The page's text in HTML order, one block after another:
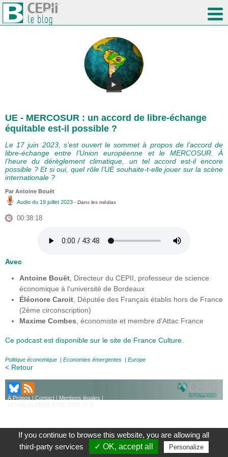
UE - MERCOSUR : un accord de libre-échange
équitable est-il possible ?
Le 17 juin 2023, s’est ouvert le sommet à propos de l’accord de
libre-échange entre l’Union européenne et le MERCOSUR. À
l’heure du dérèglement climatique, un tel accord est-il encore
possible ? Et si oui, quel rôle l’UE souhaite-t-elle jouer sur la scène
internationale ?
Par Antoine Bouët
Audio du 19 juillet 2023 - Dans les médias
00:38:18
Avec
Antoine Bouët , Directeur du CEPII, professeur de science
économique à l'université de Bordeaux
Éléonore Caroit , Députée des Français établis hors de France
(2ème circonscription)
Maxime Combes économiste et membre d'Attac France
Ce podcast est disponible sur le site de France Culture
Politique économique | Economies émergentes | Europe
< Retour
À Propos | Contact | Mentions légales |
If you continue to browse this website, you are allowing all
third-party services
✓ OK, accept all Personalize